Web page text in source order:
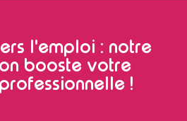
l'emploi : notre
booste votre
!